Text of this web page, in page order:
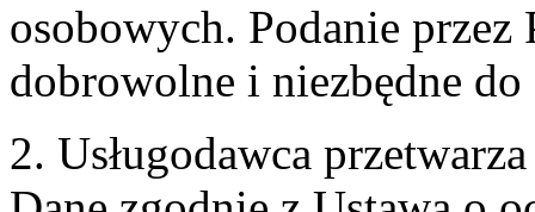
osobowych. Podanie przez
dobrowolne i niezbędne
2. Usługodawca